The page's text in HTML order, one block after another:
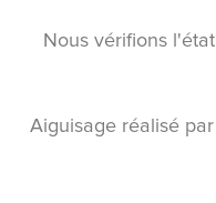
Nous vérifions
Aiguisage réalisé